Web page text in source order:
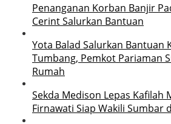
Penanganan Korban Banjir
Cerint Salurkan Bantuan
Yota Balad Salurkan Bantuan
Tumbang, Pemkot Pariaman
Rumah
Sekda Medison Lepas Kafilah
Firnawati Siap Wakili Sumbar